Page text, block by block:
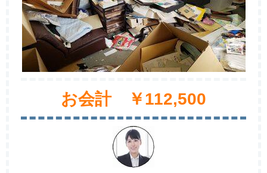
お会計 ￥112,500